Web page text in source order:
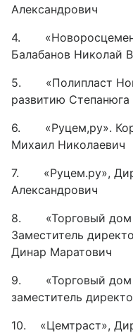
Александрович
4.
Балабанов Николай
5. «Полипласт
развитию
6. «Руцем,ру».
Михаил Николаевич
7. «Руцем.ру»,
Александрович
8. «Торговый дом
Заместитель
Динар Маратович
9. «Торговый дом
заместитель
10. «Цемтраст»,